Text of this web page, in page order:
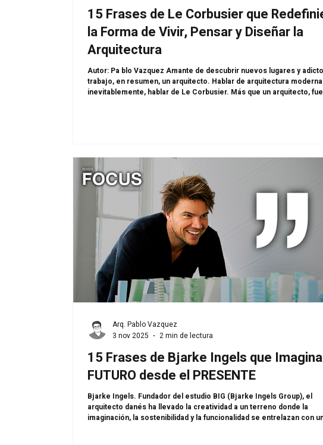
15 Frases de Le Corbusier que
la Forma de Vivir, Pensar y Diseñar la
Arquitectura
Autor: Pa blo Vazquez Amante de descubrir nuevos lugares y adicto al
trabajo, en resumen, un arquitecto. Hablar de arquitectura moderna
inevitablemente, hablar de Le Corbusier. Más que un arquitecto,
15 Frases de Bjarke Ingels que
FUTURO desde el PRESENTE
Bjarke Ingels. Fundador del estudio BIG (Bjarke Ingels Group), el
arquitecto danés ha llevado la creatividad a un terreno donde la
imaginación, la sostenibilidad y la funcionalidad se entrelazan con
Arq. Pablo Vazquez
3 nov 2025
2 min de lectura